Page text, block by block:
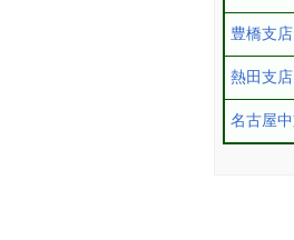
豊橋支店
熱田支店
名古屋